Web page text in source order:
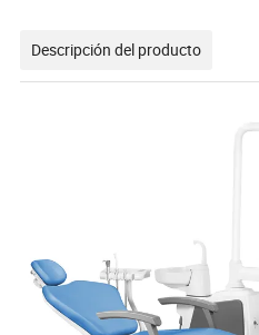
Descripción del producto